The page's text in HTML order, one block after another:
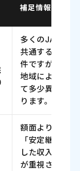
補足情報
多くのJAで
共通する条
件ですが、
地域によっ
て多少異な
ります。
額面よりも
「安定継続
した収入」
が重視され